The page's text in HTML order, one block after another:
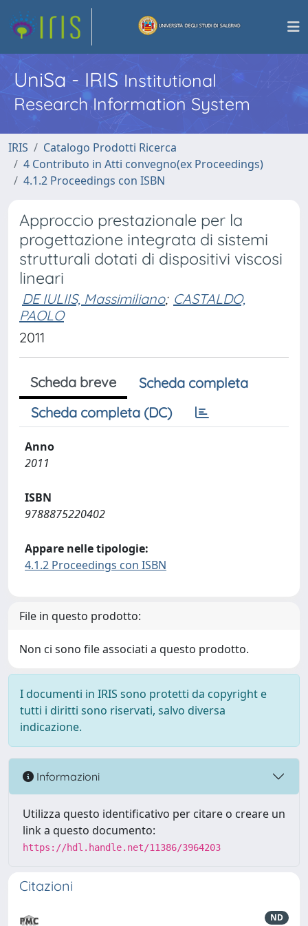
UniSa - IRISInstitutional
Research Information System
IRIS
Catalogo Prodotti Ricerca
4 Contributo in Atti convegno(ex Proceedings)
4.1.2 Proceedings con ISBN
Approccio prestazionale per la
progettazione integrata di sistemi
strutturali dotati di dispositivi viscosi
lineari
DE IULIIS, Massimiliano; CASTALDO,
PAOLO
2011
Scheda breve
Scheda completa
Scheda completa (DC)
Anno
2011
ISBN
9788875220402
Appare nelle tipologie:
4.1.2 Proceedings con ISBN
File in questo prodotto:
Non ci sono file associati a questo prodotto.
I documenti in IRIS sono protetti da copyright e
tutti i diritti sono riservati, salvo diversa
indicazione.
Informazioni
Utilizza questo identificativo per citare o creare un
link a questo documento:
https://hdl.handle.net/11386/3964203
Citazioni
ND